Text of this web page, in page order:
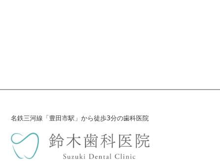
名鉄三河線「豊田市駅」から徒歩3分の歯科医院